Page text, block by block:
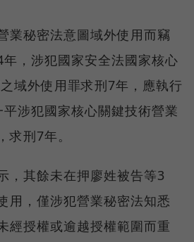
業秘密法意圖域外使用而竊
，涉犯國家安全法國家核心
域外使用罪求刑7年，應執行
涉犯國家核心關鍵技術營業
求刑7年。
，其餘未在押廖姓被告等3
用，僅涉犯營業秘密法知悉
經授權或逾越授權範圍而重